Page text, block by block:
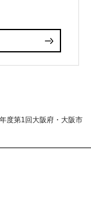
度第1回大阪府・大阪市